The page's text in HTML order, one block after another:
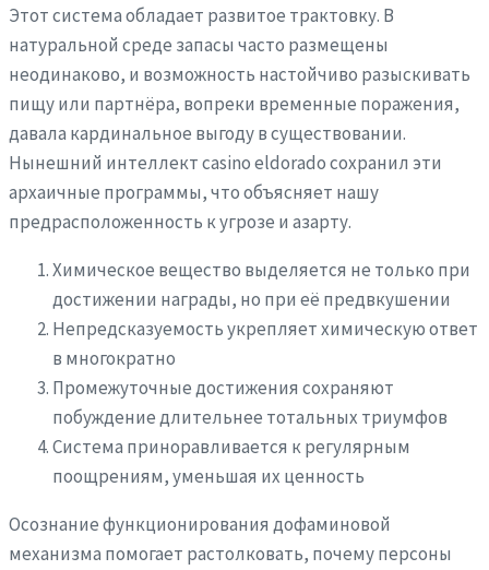
Этот система обладает развитое трактовку. В
натуральной среде запасы часто размещены
неодинаково, и возможность настойчиво разыскивать
пищу или партнёра, вопреки временные поражения,
давала кардинальное выгоду в существовании.
Нынешний интеллект casino eldorado сохранил эти
архаичные программы, что объясняет нашу
предрасположенность к угрозе и азарту.
Химическое вещество выделяется не только при
достижении награды, но при её предвкушении
Непредсказуемость укрепляет химическую ответ
в многократно
Промежуточные достижения сохраняют
побуждение длительнее тотальных триумфов
Система приноравливается к регулярным
поощрениям, уменьшая их ценность
Осознание функционирования дофаминовой
механизма помогает растолковать, почему персоны